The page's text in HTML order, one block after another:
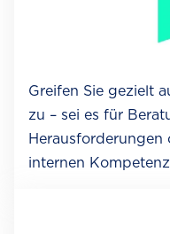
Greifen Sie gezielt
zu – sei es für
Herausforderungen
internen